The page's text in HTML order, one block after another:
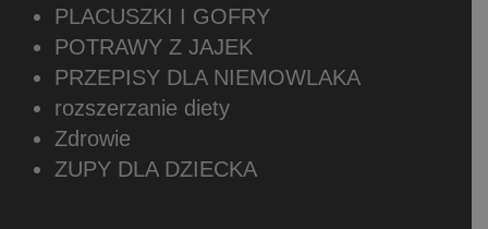
PLACUSZKI I GOFRY
POTRAWY Z JAJEK
PRZEPISY DLA NIEMOWLAKA
rozszerzanie diety
Zdrowie
ZUPY DLA DZIECKA